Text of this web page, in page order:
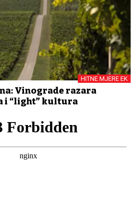
HITNE MJERE EK
Vinograde razara
i “light” kultura